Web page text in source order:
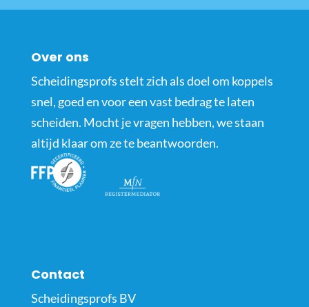
Over ons
Scheidingsprofs stelt zich als doel om koppels
snel, goed en voor een vast bedrag te laten
scheiden. Mocht je vragen hebben, we staan
altijd klaar om ze te beantwoorden.
Contact
Scheidingsprofs BV